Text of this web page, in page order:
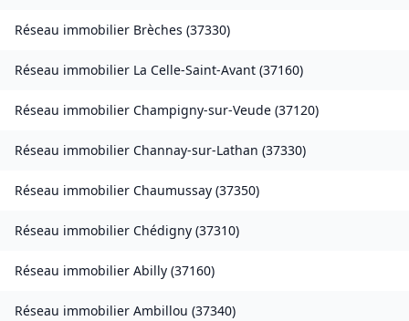
Réseau immobilier Brèches (37330)
Réseau immobilier La Celle-Saint-Avant (37160)
Réseau immobilier Champigny-sur-Veude (37120)
Réseau immobilier Channay-sur-Lathan (37330)
Réseau immobilier Chaumussay (37350)
Réseau immobilier Chédigny (37310)
Réseau immobilier Abilly (37160)
Réseau immobilier Ambillou (37340)